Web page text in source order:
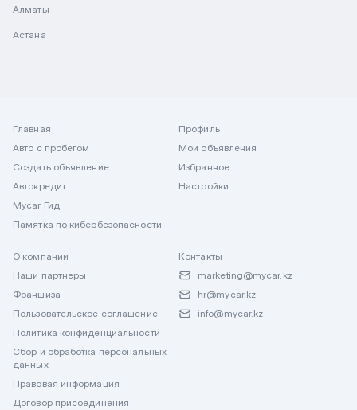
Алматы
Астана
Главная
Авто с пробегом
Создать объявление
Автокредит
Mycar Гид
Памятка по кибербезопасности
Профиль
Мои объявления
Избранное
Настройки
О компании
Наши партнеры
Франшиза
Пользовательское соглашение
Политика конфиденциальности
Сбор и обработка персональных
данных
Правовая информация
Договор присоединения
Контакты
marketing@mycar.kz
hr@mycar.kz
info@mycar.kz